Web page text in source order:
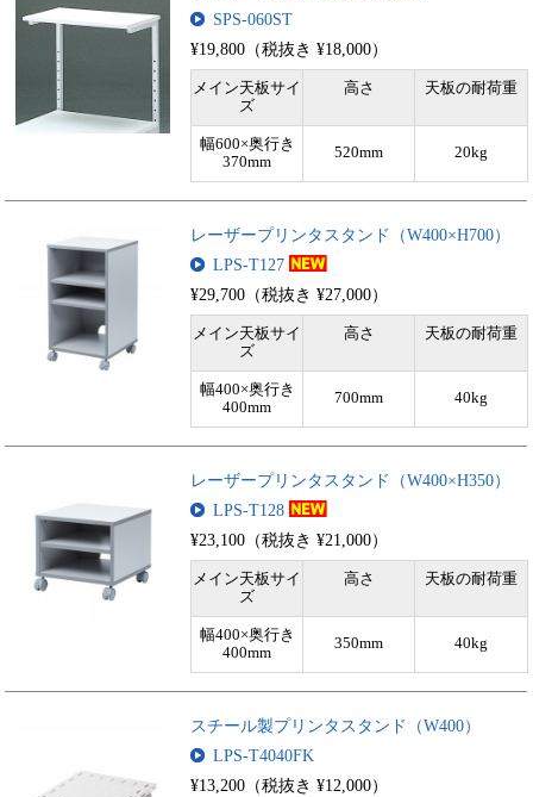
SPS-060ST
¥19,800（税抜き ¥18,000）
メイン天板サイ
ズ
高さ 天板の耐荷重
幅600×奥行き
370mm
520mm 20kg
レーザープリンタスタンド（W400×H700）
LPS-T127
¥29,700（税抜き ¥27,000）
メイン天板サイ
ズ
高さ 天板の耐荷重
幅400×奥行き
400mm
700mm 40kg
レーザープリンタスタンド（W400×H350）
LPS-T128
¥23,100（税抜き ¥21,000）
メイン天板サイ
ズ
高さ 天板の耐荷重
幅400×奥行き
400mm
350mm 40kg
スチール製プリンタスタンド（W400）
LPS-T4040FK
¥13,200（税抜き ¥12,000）